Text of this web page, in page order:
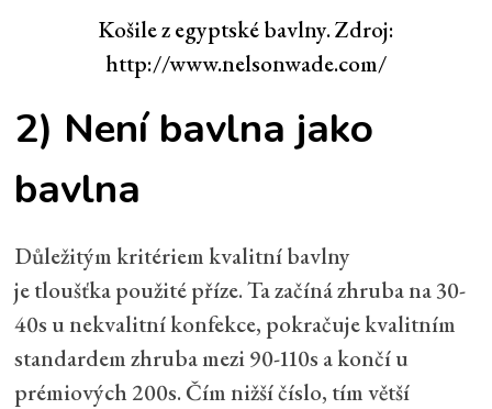
Košile z egyptské bavlny. Zdroj:
http://www.nelsonwade.com/
2) Není bavlna jako
bavlna
Důležitým kritériem kvalitní bavlny
je tloušťka použité příze. Ta začíná zhruba na 30-
40s u nekvalitní konfekce, pokračuje kvalitním
standardem zhruba mezi 90-110s a končí u
prémiových 200s. Čím nižší číslo, tím větší